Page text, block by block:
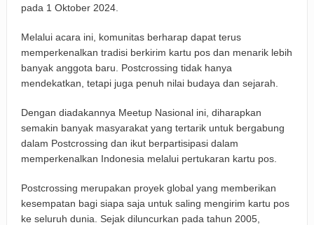
pada 1 Oktober 2024.
Melalui acara ini, komunitas berharap dapat terus
memperkenalkan tradisi berkirim kartu pos dan menarik lebih
banyak anggota baru. Postcrossing tidak hanya
mendekatkan, tetapi juga penuh nilai budaya dan sejarah.
Dengan diadakannya Meetup Nasional ini, diharapkan
semakin banyak masyarakat yang tertarik untuk bergabung
dalam Postcrossing dan ikut berpartisipasi dalam
memperkenalkan Indonesia melalui pertukaran kartu pos.
Postcrossing merupakan proyek global yang memberikan
kesempatan bagi siapa saja untuk saling mengirim kartu pos
ke seluruh dunia. Sejak diluncurkan pada tahun 2005,